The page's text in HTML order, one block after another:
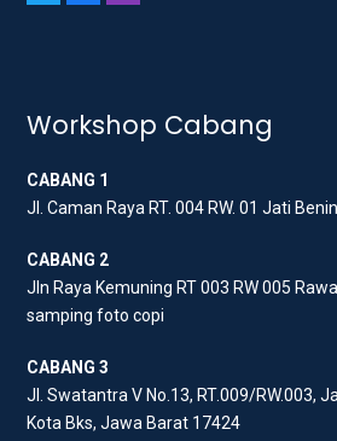
t
r
b
o
k
a
a
Workshop Cabang
CABANG 1
Jl. Caman Raya RT. 004 RW. 01 Jati
CABANG 2
Jln Raya Kemuning RT 003 RW 005
samping foto copi
CABANG 3
Jl. Swatantra V No.13, RT.009/RW.003,
Kota Bks, Jawa Barat 17424